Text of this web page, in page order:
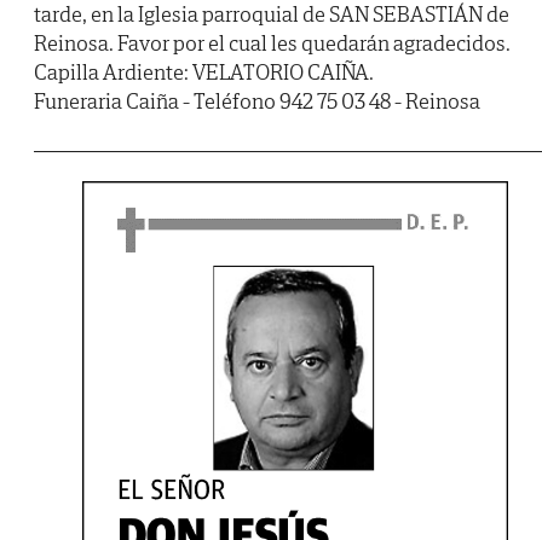
tarde, en la Iglesia parroquial de SAN SEBASTIÁN de
Reinosa. Favor por el cual les quedarán agradecidos.
Capilla Ardiente: VELATORIO CAIÑA.
Funeraria Caiña - Teléfono 942 75 03 48 - Reinosa